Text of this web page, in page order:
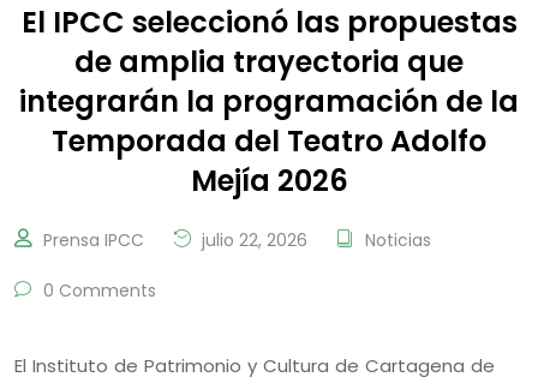
El IPCC seleccionó las propuestas
de amplia trayectoria que
integrarán la programación de la
Temporada del Teatro Adolfo
Mejía 2026
Prensa IPCC julio 22, 2026 Noticias
0 Comments
El Instituto de Patrimonio y Cultura de Cartagena de